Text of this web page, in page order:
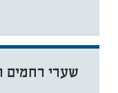
שערי רחמים